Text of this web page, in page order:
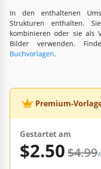
In den enthaltenen
Strukturen enthalten.
kombinieren oder sie als
Bilder verwenden.
Buchvorlagen.
Premium-
Gestartet am
$2.50$4.99